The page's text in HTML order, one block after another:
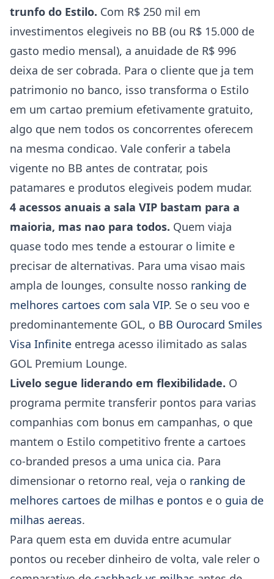
trunfo do Estilo. Com R$ 250 mil em
investimentos elegiveis no BB (ou R$ 15.000 de
gasto medio mensal), a anuidade de R$ 996
deixa de ser cobrada. Para o cliente que ja tem
patrimonio no banco, isso transforma o Estilo
em um cartao premium efetivamente gratuito,
algo que nem todos os concorrentes oferecem
na mesma condicao. Vale conferir a tabela
vigente no BB antes de contratar, pois
patamares e produtos elegiveis podem mudar.
4 acessos anuais a sala VIP bastam para a
maioria, mas nao para todos. Quem viaja
quase todo mes tende a estourar o limite e
precisar de alternativas. Para uma visao mais
ampla de lounges, consulte nosso ranking de
melhores cartoes com sala VIP. Se o seu voo e
predominantemente GOL, o BB Ourocard Smiles
Visa Infinite entrega acesso ilimitado as salas
GOL Premium Lounge.
Livelo segue liderando em flexibilidade. O
programa permite transferir pontos para varias
companhias com bonus em campanhas, o que
mantem o Estilo competitivo frente a cartoes
co-branded presos a uma unica cia. Para
dimensionar o retorno real, veja o ranking de
melhores cartoes de milhas e pontos e o guia de
milhas aereas.
Para quem esta em duvida entre acumular
pontos ou receber dinheiro de volta, vale reler o